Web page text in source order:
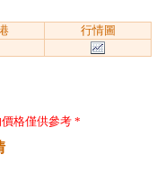
行情圖
格僅供參考 *